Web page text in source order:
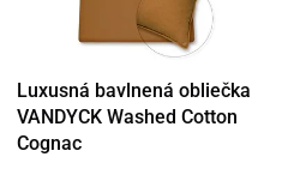
Luxusná bavlnená obliečka
VANDYCK Washed Cotton
Cognac